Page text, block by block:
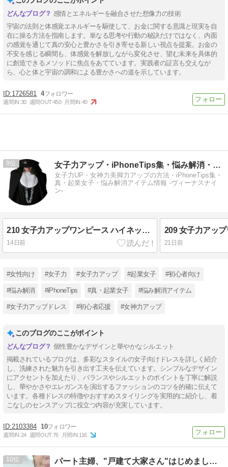
感情とエネルギーを融合させた想像力の技術
宇宙の法則と体感覚エネルギーを駆使して、お金に関する意識と現実を自
在に操る方法を指南します。単なる思考や行動の秘訣だけではなく、内面
の感覚を通じて真の安心と豊かさを引き寄せる新しい視点を提案。お金の
不安を感じる瞬間も、体感覚を解放しながら変化させ、望む未来を具体的
に創造できるメソッドに焦点をあてています。実践者の証言も交えなが
ら、心と体と宇宙の調和による豊かさへの道を示しています。
1726581 4
週間IN:30 週間OUT:450 月間IN:40
9 女子力アップ・iPhoneTips集・悩み解消・起業女子情報
女子力UP・女神力美脚力アップの方法・iPhoneTips集・
真・起業女子・悩み解消アイテム情報 -ヴィーナスナイ
ン-
210 女子力アップワンピース ハイネック カットアウトオープンバック ワンピース スイムウェア
14日前 21日前
#女性向け #女子力 #女子力アップ #起業女子 #初心者向け
#悩み解消 #iPhoneTips #真・起業女子 #悩み解消アイテム
#女子力アップドレス #初心者応援 #女神力アップ
このブログのここがポイント
個性豊かなデザインと華やかなシルエット
掲載されているブログは、多彩なスタイルの女子向けドレスを詳しく紹介
し、洗練された魅力を引き出す工夫を伝えています。シンプルなデザイン
にアクセントを加えたり、バランスやシルエットのポイントを丁寧に解説
し、華やかさやエレガンスを演出するファッションのコツを的確に伝えて
います。各種ドレスの特徴やおすすめスタイリングを実用的に紹介し、着
こなしのセンスアップに役立つ内容が充実しています。
2103384 10
週間IN:24 週間OUT:76 月間IN:116
10 パート主婦、"戸建て大家さん"はじめました！